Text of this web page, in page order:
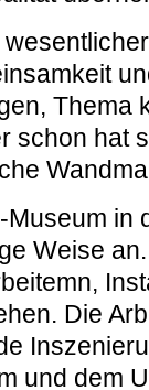
Thema
schon hat
in
Weise
Die
und dem